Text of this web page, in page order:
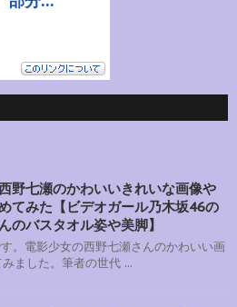
野七瀬のかわいいきれいな画像や
てみた【ビデオガール乃木坂46の
のバスタオル姿や美脚】
。電影少女の西野七瀬さんのかわいい画
ました。筆者の世代 ...